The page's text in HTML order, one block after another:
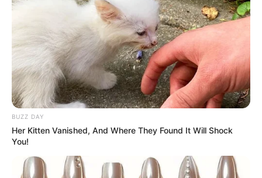
BUZZ DAY
Her Kitten Vanished, And Where They Found It Will Shock
You!